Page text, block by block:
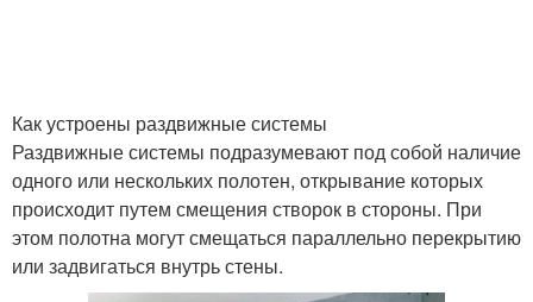
Как устроены раздвижные системы
Раздвижные системы подразумевают под собой наличие
одного или нескольких полотен, открывание которых
происходит путем смещения створок в стороны. При
этом полотна могут смещаться параллельно перекрытию
или задвигаться внутрь стены.